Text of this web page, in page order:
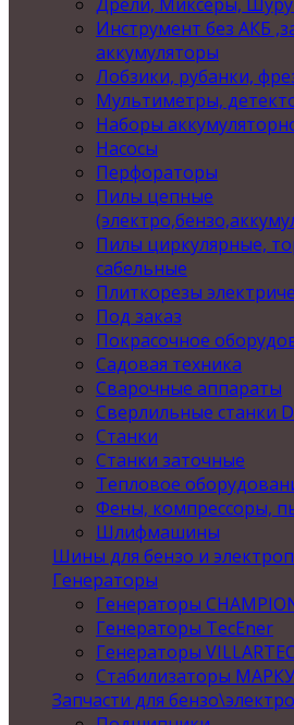
Инструмент без АКБ
аккумуляторы
Лобзики, рубанки,
Мультиметры,
Наборы
Насосы
Перфораторы
Пилы цепные
Пилы циркулярные,
сабельные
Плиткорезы
Под заказ
Покрасочное
Садовая техника
Сварочные аппараты
Сверлильные станки
Станки
Станки заточные
Тепловое
Фены, компрессоры,
Шлифмашины
Шины для бензо и
Генераторы
Генераторы
Генераторы TecEner
Генераторы VILLARTEC
Стабилизаторы
Запчасти для